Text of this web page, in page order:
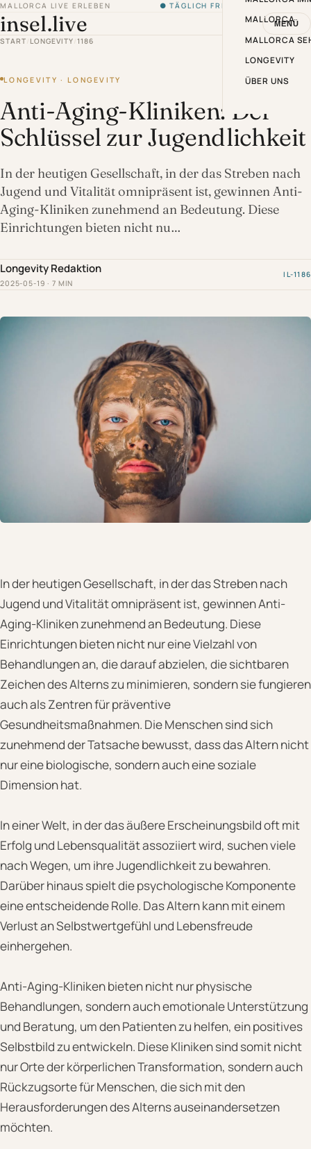
MALLORCA LIVE ERLEBEN ● TÄGLICH FRISCH VON DER INSEL
insel.live MENÜ
MALLORCA
MALLORCA
LONGEVITY
ÜBER UNS
START LONGEVITY /1186
LONGEVITY · LONGEVITY
Anti-Aging-Kliniken: Der
Schlüssel zur Jugendlichkeit
In der heutigen Gesellschaft, in der das Streben nach
Jugend und Vitalität omnipräsent ist, gewinnen Anti-
Aging-Kliniken zunehmend an Bedeutung. Diese
Einrichtungen bieten nicht nu…
Longevity Redaktion
2025-05-19 · 7 MIN
IL-1186
In der heutigen Gesellschaft, in der das Streben nach
Jugend und Vitalität omnipräsent ist, gewinnen Anti-
Aging-Kliniken zunehmend an Bedeutung. Diese
Einrichtungen bieten nicht nur eine Vielzahl von
Behandlungen an, die darauf abzielen, die sichtbaren
Zeichen des Alterns zu minimieren, sondern sie fungieren
auch als Zentren für präventive
Gesundheitsmaßnahmen. Die Menschen sind sich
zunehmend der Tatsache bewusst, dass das Altern nicht
nur eine biologische, sondern auch eine soziale
Dimension hat.
In einer Welt, in der das äußere Erscheinungsbild oft mit
Erfolg und Lebensqualität assoziiert wird, suchen viele
nach Wegen, um ihre Jugendlichkeit zu bewahren.
Darüber hinaus spielt die psychologische Komponente
eine entscheidende Rolle. Das Altern kann mit einem
Verlust an Selbstwertgefühl und Lebensfreude
einhergehen.
Anti-Aging-Kliniken bieten nicht nur physische
Behandlungen, sondern auch emotionale Unterstützung
und Beratung, um den Patienten zu helfen, ein positives
Selbstbild zu entwickeln. Diese Kliniken sind somit nicht
nur Orte der körperlichen Transformation, sondern auch
Rückzugsorte für Menschen, die sich mit den
Herausforderungen des Alterns auseinandersetzen
möchten.